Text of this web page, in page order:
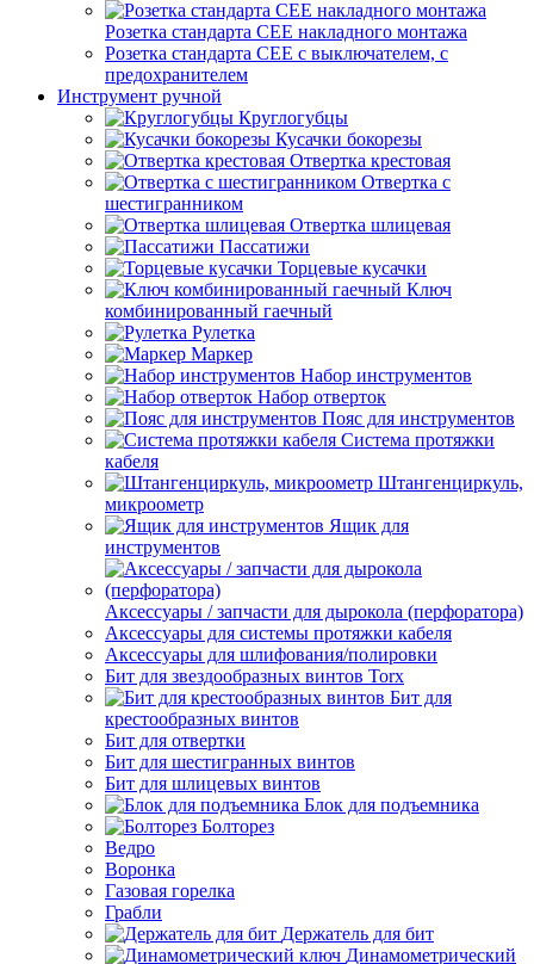
Розетка стандарта СЕЕ накладного монтажа
Розетка стандарта СЕЕ с выключателем, с
предохранителем
Инструмент ручной
Круглогубцы
Кусачки бокорезы
Отвертка крестовая
Отвертка с
шестигранником
Отвертка шлицевая
Пассатижи
Торцевые кусачки
Ключ
комбинированный гаечный
Рулетка
Маркер
Набор инструментов
Набор отверток
Пояс для инструментов
Система протяжки
кабеля
Штангенциркуль,
микроометр
Ящик для
инструментов
Аксессуары / запчасти для дырокола (перфоратора)
Аксессуары для системы протяжки кабеля
Аксессуары для шлифования/полировки
Бит для звездообразных винтов Torx
Бит для
крестообразных винтов
Бит для отвертки
Бит для шестигранных винтов
Бит для шлицевых винтов
Блок для подъемника
Болторез
Ведро
Воронка
Газовая горелка
Грабли
Держатель для бит
Динамометрический